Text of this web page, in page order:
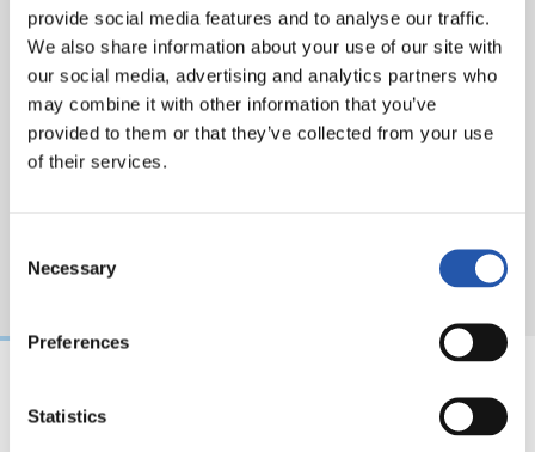
provide social media features and to analyse our traffic.
We also share information about your use of our site with
our social media, advertising and analytics partners who
may combine it with other information that you’ve
provided to them or that they’ve collected from your use
of their services.
Selection
Necessary
Preferences
Statistics
09/05/2026 03/05/2026